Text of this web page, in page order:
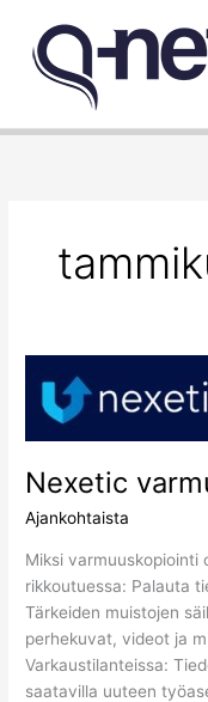
sisältöön
Nexetic
Ajankohtaista
Miksi
rikkoutuessa: Palauta
Tärkeiden muistojen
perhekuvat, videot ja
Varkaustilanteissa:
saatavilla uuteen
varmuuskopiointi